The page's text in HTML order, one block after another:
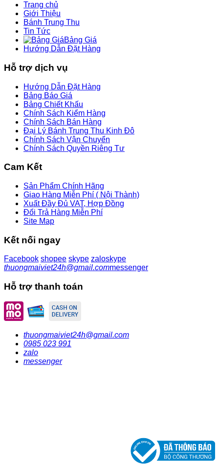
Trang chủ
Giới Thiệu
Bánh Trung Thu
Tin Tức
Bảng Giá
Hướng Dẫn Đặt Hàng
Hỗ trợ dịch vụ
Hướng Dẫn Đặt Hàng
Bảng Báo Giá
Bảng Chiết Khấu
Chính Sách Kiểm Hàng
Chính Sách Bán Hàng
Đại Lý Bánh Trung Thu Kinh Đô
Chính Sách Vận Chuyển
Chính Sách Quyền Riêng Tư
Cam Kết
Sản Phẩm Chính Hãng
Giao Hàng Miễn Phí ( Nội Thành)
Xuất Đầy Đủ VAT, Hợp Đồng
Đổi Trả Hàng Miễn Phí
Site Map
Kết nối ngay
Facebook shopee skype zaloskype
thuongmaiviet24h@gmail.commessenger
Hỗ trợ thanh toán
thuongmaiviet24h@gmail.com
0985 023 991
zalo
messenger